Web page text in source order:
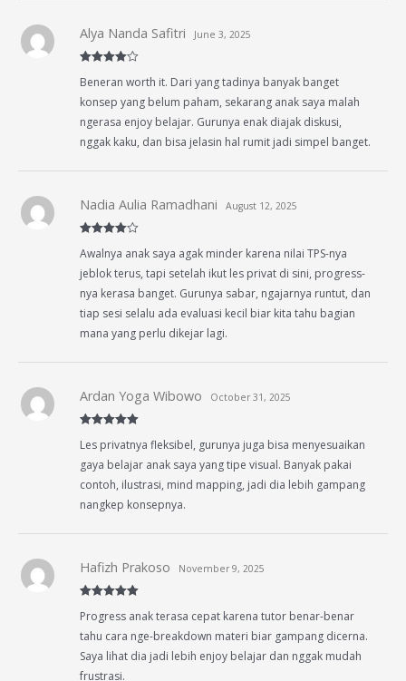
out of 5
Alya Nanda Safitri June 3, 2025
Beneran worth it. Dari yang tadinya banyak banget
konsep yang belum paham, sekarang anak saya malah
ngerasa enjoy belajar. Gurunya enak diajak diskusi,
nggak kaku, dan bisa jelasin hal rumit jadi simpel banget.
out of 5
Nadia Aulia Ramadhani August 12, 2025
Awalnya anak saya agak minder karena nilai TPS-nya
jeblok terus, tapi setelah ikut les privat di sini, progress-
nya kerasa banget. Gurunya sabar, ngajarnya runtut, dan
tiap sesi selalu ada evaluasi kecil biar kita tahu bagian
mana yang perlu dikejar lagi.
of 5
Ardan Yoga Wibowo October 31, 2025
Les privatnya fleksibel, gurunya juga bisa menyesuaikan
gaya belajar anak saya yang tipe visual. Banyak pakai
contoh, ilustrasi, mind mapping, jadi dia lebih gampang
nangkep konsepnya.
of 5
Hafizh Prakoso November 9, 2025
Progress anak terasa cepat karena tutor benar-benar
tahu cara nge-breakdown materi biar gampang dicerna.
Saya lihat dia jadi lebih enjoy belajar dan nggak mudah
frustrasi.